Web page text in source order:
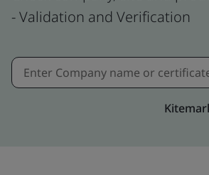
- Validation and Verification